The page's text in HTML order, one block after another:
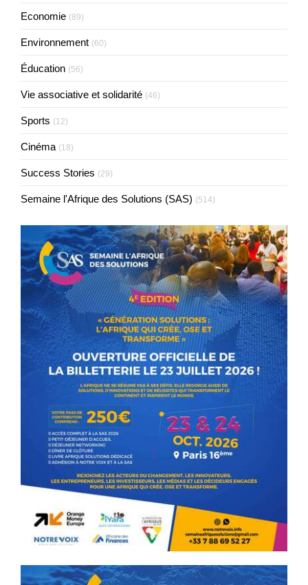
Economie (89)
Environnement (60)
Éducation (56)
Vie associative et solidarité (46)
Sports (12)
Cinéma (18)
Success Stories (29)
Semaine l'Afrique des Solutions (SAS) (514)